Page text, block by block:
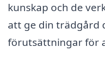
kunskap och de
att ge din trädgård
förutsättningar för